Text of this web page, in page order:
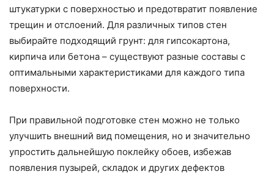
штукатурки с поверхностью и предотвратит появление
трещин и отслоений. Для различных типов стен
выбирайте подходящий грунт: для гипсокартона,
кирпича или бетона – существуют разные составы с
оптимальными характеристиками для каждого типа
поверхности.
При правильной подготовке стен можно не только
улучшить внешний вид помещения, но и значительно
упростить дальнейшую поклейку обоев, избежав
появления пузырей, складок и других дефектов